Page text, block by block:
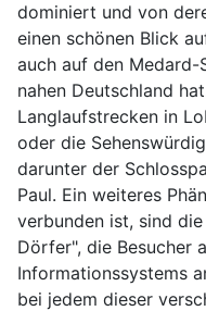
dominiert und von
einen schönen Blick
auch auf den Medard-
nahen Deutschland
Langlaufstrecken in
oder die
darunter der
Paul. Ein weiteres
verbunden ist, sind
Dörfer", die Besucher
Informationssystems
bei jedem dieser